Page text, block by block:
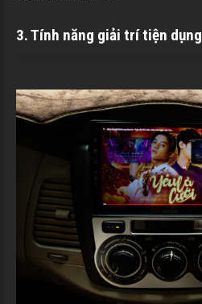
3. Tính năng giải trí tiện dụng